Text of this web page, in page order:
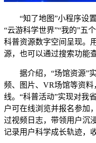
“知了地图”小程序设置
“云游科学世界”“我的”五
科普资源数字空间呈现。
源，也可以通过搜索功能
据介绍，“场馆资源”实
频、图片、VR场馆等资
线。“科普活动”实现对我
户可在线浏览并报名参加
过视频日志，带领用户沉
记录用户科学成长轨迹，